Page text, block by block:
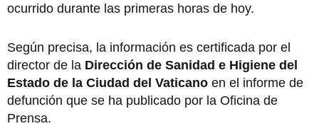
ocurrido durante las primeras horas de hoy.
Según precisa, la información es certificada por el
director de la Dirección de Sanidad e Higiene del
Estado de la Ciudad del Vaticano en el informe de
defunción que se ha publicado por la Oficina de
Prensa.